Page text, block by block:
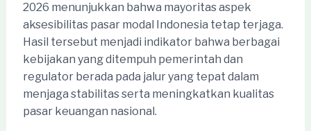
2026 menunjukkan bahwa mayoritas aspek
aksesibilitas pasar modal Indonesia tetap terjaga.
Hasil tersebut menjadi indikator bahwa berbagai
kebijakan yang ditempuh pemerintah dan
regulator berada pada jalur yang tepat dalam
menjaga stabilitas serta meningkatkan kualitas
pasar keuangan nasional.